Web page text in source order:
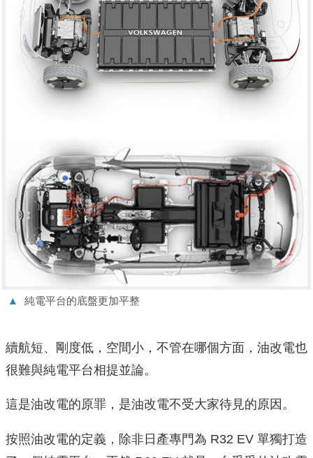
▲ 純電平台的底盤更加平整
續航短、剛度低，空間小，不管在哪個方面，油改電也
很難與純電平台相提並論。
這是油改電的原罪，是油改電不受大家待見的原因。
按照油改電的定義，除非日產專門為 R32 EV 單獨打造